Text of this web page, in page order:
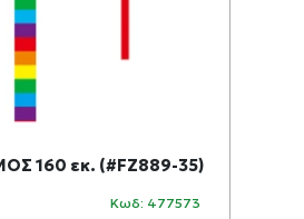
160 εκ. (#FZ889-35)
Κωδ: 477573